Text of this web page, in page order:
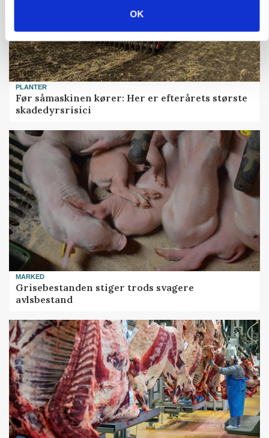
OK
PLANTER
Før såmaskinen kører: Her er efterårets største
skadedyrsrisici
MARKED
Grisebestanden stiger trods svagere
avlsbestand